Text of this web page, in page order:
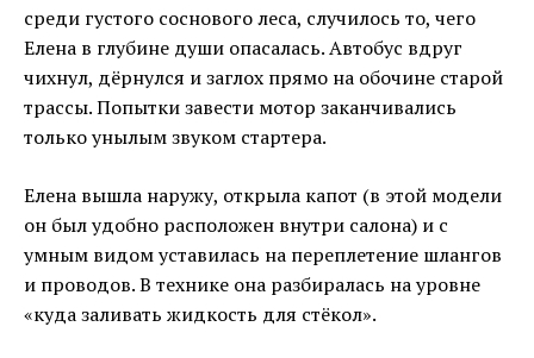
среди густого соснового леса, случилось то, чего
Елена в глубине души опасалась. Автобус вдруг
чихнул, дёрнулся и заглох прямо на обочине старой
трассы. Попытки завести мотор заканчивались
только унылым звуком стартера.
Елена вышла наружу, открыла капот (в этой модели
он был удобно расположен внутри салона) и с
умным видом уставилась на переплетение шлангов
и проводов. В технике она разбиралась на уровне
«куда заливать жидкость для стёкол».